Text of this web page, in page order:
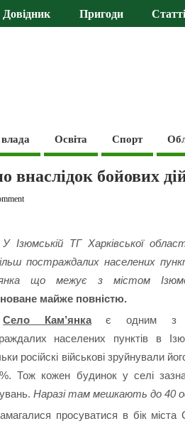
Довідник Пригоди
Освіта Спорт
внаслідок бойових
У Ізюмській ТГ Харківської
постраждалих населених
що межує з містом
майже повністю.
Село Кам’янкає одним з
населених пунктів в
російскі військові зруйнували
Тож кожен будинок у селі
Наразі там мешкають до 40
просуватися в бік міста